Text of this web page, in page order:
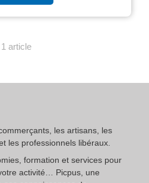
1 article
les artisans, les
les professionnels libéraux.
formation et services pour
activité… Picpus, une